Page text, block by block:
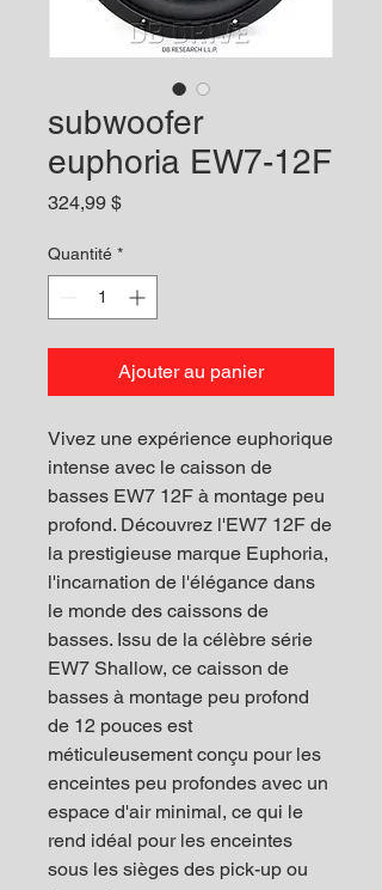
subwoofer
euphoria EW7-12F
324,99 $Prix
Quantité *
Ajouter au panier
Vivez une expérience euphorique
intense avec le caisson de
basses EW7 12F à montage peu
profond. Découvrez l'EW7 12F de
la prestigieuse marque Euphoria,
l'incarnation de l'élégance dans
le monde des caissons de
basses. Issu de la célèbre série
EW7 Shallow, ce caisson de
basses à montage peu profond
de 12 pouces est
méticuleusement conçu pour les
enceintes peu profondes avec un
espace d'air minimal, ce qui le
rend idéal pour les enceintes
sous les sièges des pick-up ou